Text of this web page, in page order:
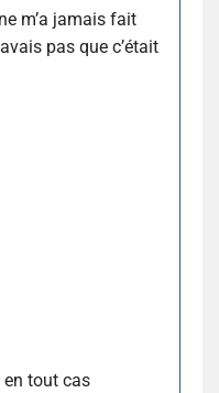
m’a jamais fait
pas que c’était
tout cas